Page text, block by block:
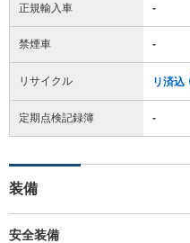
正規輸入車 -
禁煙車 -
リサイクル リ済込
定期点検記録簿 -
装備
安全装備